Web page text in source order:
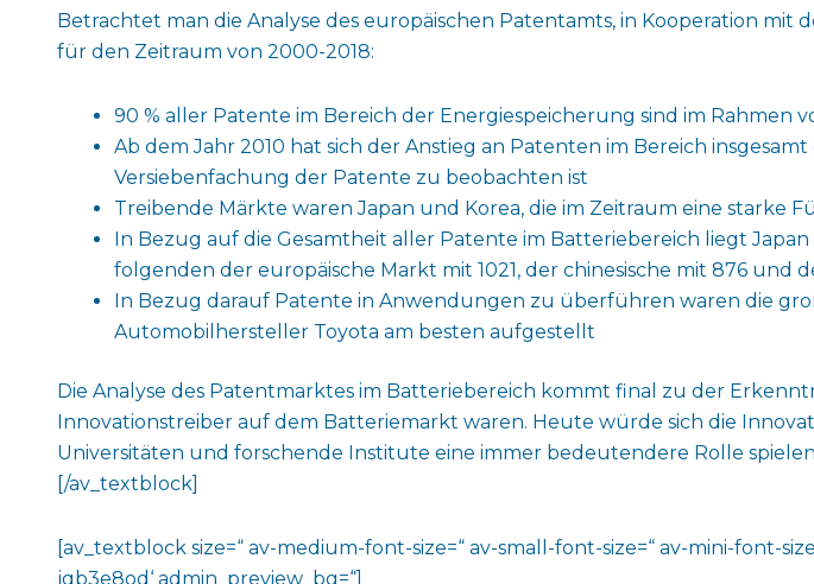
Betrachtet man die Analyse des europäischen Patentamts, in Kooperation
für den Zeitraum von 2000-2018:
90 % aller Patente im Bereich der Energiespeicherung sind im Rahmen
Ab dem Jahr 2010 hat sich der Anstieg an Patenten im Bereich
Versiebenfachung der Patente zu beobachten ist
Treibende Märkte waren Japan und Korea, die im Zeitraum eine starke
In Bezug auf die Gesamtheit aller Patente im Batteriebereich liegt
folgenden der europäische Markt mit 1021, der chinesische mit 876 und
In Bezug darauf Patente in Anwendungen zu überführen waren die
Automobilhersteller Toyota am besten aufgestellt
Die Analyse des Patentmarktes im Batteriebereich kommt final zu der
Innovationstreiber auf dem Batteriemarkt waren. Heute würde sich die
Universitäten und forschende Institute eine immer bedeutendere Rolle
[/av_textblock]
[av_textblock size=“ av-medium-font-size=“ av-small-font-size=“ av-mini-font-
jqb3e8od‘ admin_preview_bg=“]